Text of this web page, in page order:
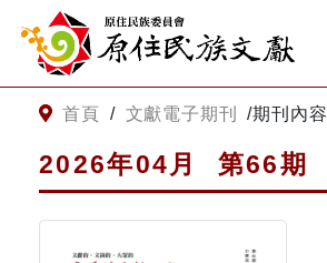
跳到主要內容
網站導覽
客服諮詢
關
請
首頁 / 文獻電子期刊 /期刊內容
2026年04 月 第66期